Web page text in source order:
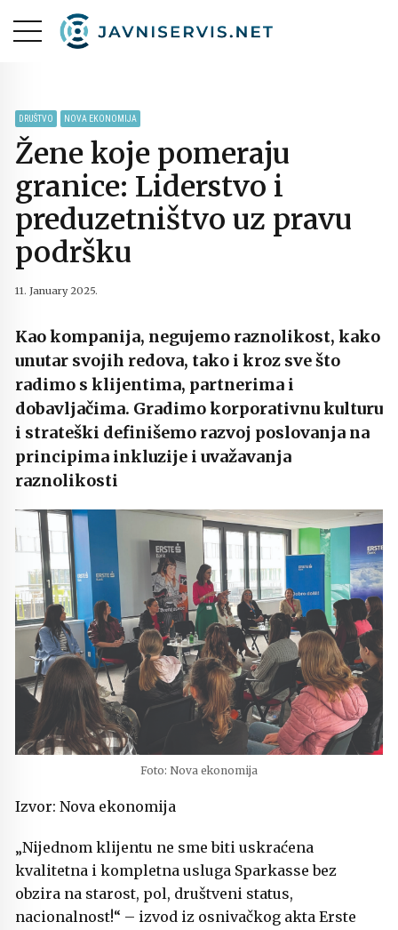
DRUŠTVO NOVA EKONOMIJA
Žene koje pomeraju
granice: Liderstvo i
preduzetništvo uz pravu
podršku
11. January 2025.
Kao kompanija, negujemo raznolikost, kako
unutar svojih redova, tako i kroz sve što
radimo s klijentima, partnerima i
dobavljačima. Gradimo korporativnu kulturu
i strateški definišemo razvoj poslovanja na
principima inkluzije i uvažavanja
raznolikosti
Foto: Nova ekonomija
Izvor: Nova ekonomija
„Nijednom klijentu ne sme biti uskraćena
kvalitetna i kompletna usluga Sparkasse bez
obzira na starost, pol, društveni status,
nacionalnost!“ – izvod iz osnivačkog akta Erste